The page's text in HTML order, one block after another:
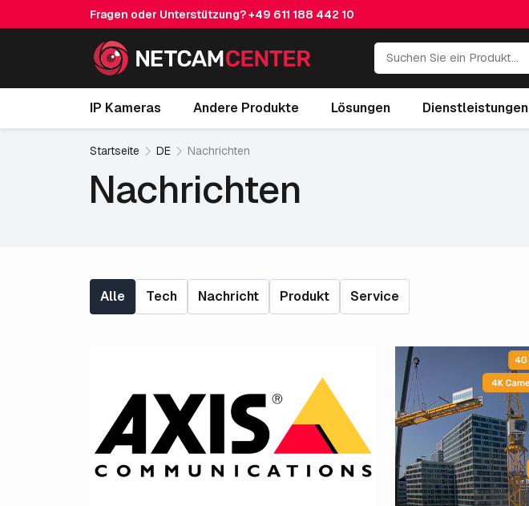
Fragen oder Unterstützung?+49 611 188 442 10
IP Kameras Andere Produkte Lösungen Dienstleistungen
Startseite DE Nachrichten
Nachrichten
Alle Tech Nachricht Produkt Service